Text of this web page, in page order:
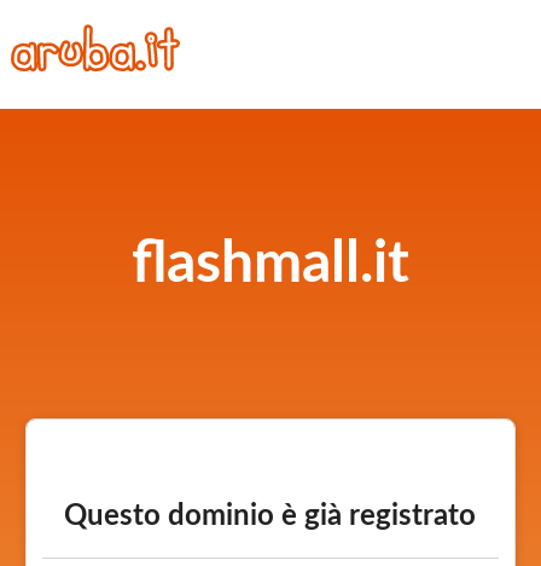
flashmall.it
Questo dominio è già registrato